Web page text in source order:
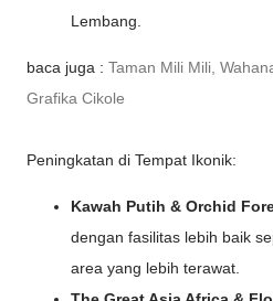
Lembang.
baca juga : Taman Mili Mili,
Grafika Cikole
Peningkatan di Tempat Ikonik:
Kawah Putih & Orchid
dengan fasilitas lebih baik
area yang lebih terawat.